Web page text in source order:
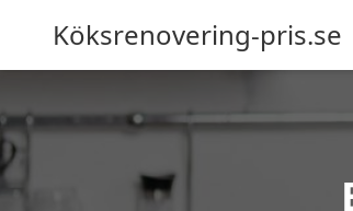
Köksrenovering-pris.se